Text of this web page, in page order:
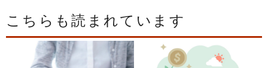
こちらも読まれています